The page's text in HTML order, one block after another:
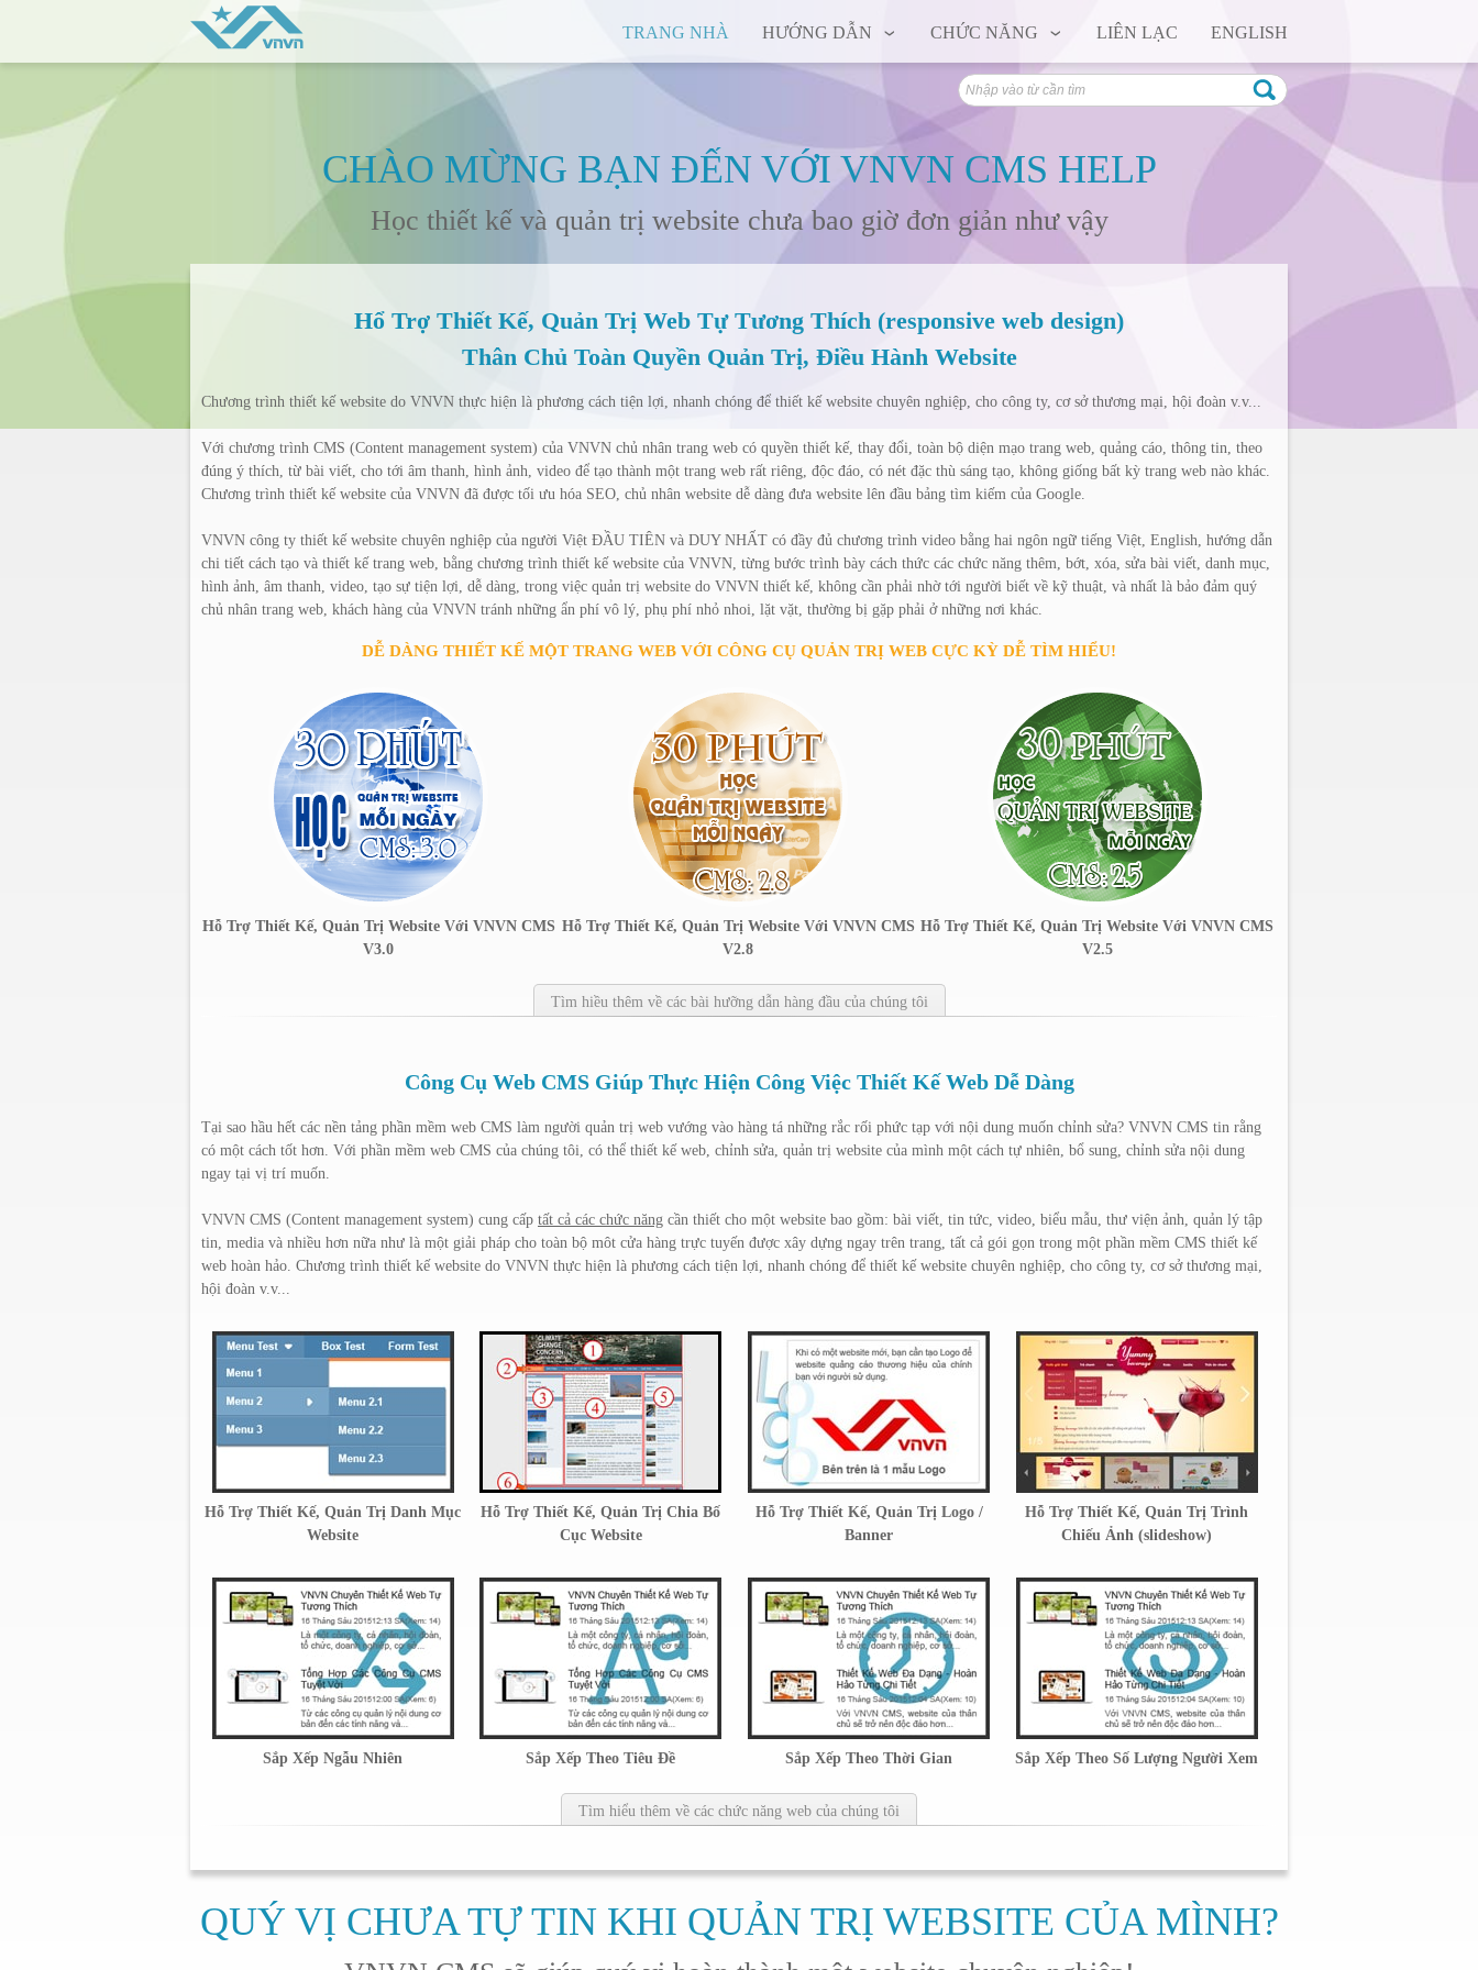
TRANG NHÀ HƯỚNG DẪN CHỨC NĂNG LIÊN LẠC ENGLISH
CHÀO MỪNG BẠN ĐẾN VỚI VNVN CMS HELP
Học thiết kế và quản trị website chưa bao giờ đơn giản như vậy
Hổ Trợ Thiết Kế, Quản Trị Web Tự Tương Thích (responsive web design)
Thân Chủ Toàn Quyền Quản Trị, Điều Hành Website
Chương trình thiết kế website do VNVN thực hiện là phương cách tiện lợi, nhanh chóng để thiết kế website chuyên nghiệp, cho công ty, cơ sở thương mại, hội đoàn v.v...
Với chương trình CMS (Content management system) của VNVN chủ nhân trang web có quyền thiết kế, thay đổi, toàn bộ diện mạo trang web, quảng cáo, thông tin, theo
đúng ý thích, từ bài viết, cho tới âm thanh, hình ảnh, video để tạo thành một trang web rất riêng, độc đáo, có nét đặc thù sáng tạo, không giống bất kỳ trang web nào khác.
Chương trình thiết kế website của VNVN đã được tối ưu hóa SEO, chủ nhân website dễ dàng đưa website lên đầu bảng tìm kiếm của Google.
VNVN công ty thiết kế website chuyên nghiệp của người Việt ĐẦU TIÊN và DUY NHẤT có đầy đủ chương trình video bằng hai ngôn ngữ tiếng Việt, English, hướng dẫn
chi tiết cách tạo và thiết kế trang web, bằng chương trình thiết kế website của VNVN, từng bước trình bày cách thức các chức năng thêm, bớt, xóa, sửa bài viết, danh mục,
hình ảnh, âm thanh, video, tạo sự tiện lợi, dễ dàng, trong việc quản trị website do VNVN thiết kế, không cần phải nhờ tới người biết về kỹ thuật, và nhất là bảo đảm quý
chủ nhân trang web, khách hàng của VNVN tránh những ẩn phí vô lý, phụ phí nhỏ nhoi, lặt vặt, thường bị gặp phải ở những nơi khác.
DỄ DÀNG THIẾT KẾ MỘT TRANG WEB VỚI CÔNG CỤ QUẢN TRỊ WEB CỰC KỲ DỄ TÌM HIỂU!
Hỗ Trợ Thiết Kế, Quản Trị Website Với VNVN CMS
V3.0
Hỗ Trợ Thiết Kế, Quản Trị Website Với VNVN CMS
V2.8
Hỗ Trợ Thiết Kế, Quản Trị Website Với VNVN CMS
V2.5
Tìm hiều thêm về các bài hưỡng dẫn hàng đầu của chúng tôi
Công Cụ Web CMS Giúp Thực Hiện Công Việc Thiết Kế Web Dễ Dàng
Tại sao hầu hết các nền tảng phần mềm web CMS làm người quản trị web vướng vào hàng tá những rắc rối phức tạp với nội dung muốn chỉnh sửa? VNVN CMS tin rằng
có một cách tốt hơn. Với phần mềm web CMS của chúng tôi, có thể thiết kế web, chỉnh sửa, quản trị website của mình một cách tự nhiên, bổ sung, chỉnh sửa nội dung
ngay tại vị trí muốn.
VNVN CMS (Content management system) cung cấp tất cả các chức năng cần thiết cho một website bao gồm: bài viết, tin tức, video, biểu mẫu, thư viện ảnh, quản lý tập
tin, media và nhiều hơn nữa như là một giải pháp cho toàn bộ môt cửa hàng trực tuyến được xây dựng ngay trên trang, tất cả gói gọn trong một phần mềm CMS thiết kế
web hoàn hảo. Chương trình thiết kế website do VNVN thực hiện là phương cách tiện lợi, nhanh chóng để thiết kế website chuyên nghiệp, cho công ty, cơ sở thương mại,
hội đoàn v.v...
Hỗ Trợ Thiết Kế, Quản Trị Danh Mục
Website
Hỗ Trợ Thiết Kế, Quản Trị Chia Bố
Cục Website
Hỗ Trợ Thiết Kế, Quản Trị Logo /
Banner
Hỗ Trợ Thiết Kế, Quản Trị Trình
Chiếu Ảnh (slideshow)
Sắp Xếp Ngẫu Nhiên Sắp Xếp Theo Tiêu Đề Sắp Xếp Theo Thời Gian Sắp Xếp Theo Số Lượng Người Xem
Tìm hiểu thêm về các chức năng web của chúng tôi
QUÝ VỊ CHƯA TỰ TIN KHI QUẢN TRỊ WEBSITE CỦA MÌNH?